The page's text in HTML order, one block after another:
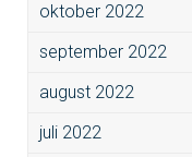
oktober 2022
september 2022
august 2022
juli 2022